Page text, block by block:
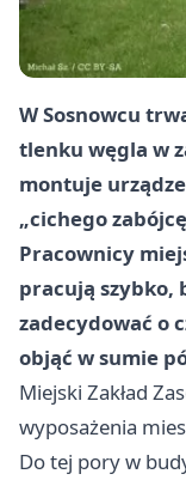
W Sosnowcu
tlenku węgla w
montuje
„cichego
Pracownicy
pracują szybko,
zadecydować o
objąć w sumie
Miejski Zakład
wyposażenia
Do tej pory w